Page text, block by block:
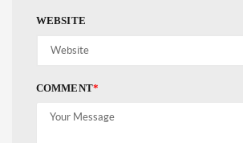
WEBSITE
COMMENT*